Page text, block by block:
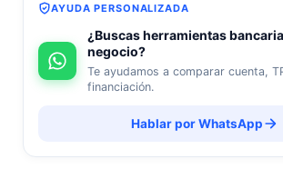
AYUDA PERSONALIZADA
¿Buscas herramientas
negocio?
Te ayudamos a comparar cuenta,
financiación.
Hablar por WhatsApp